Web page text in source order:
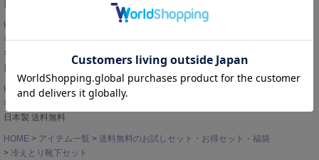
HOME
シルク・絹のショーツとインナー
シルクの靴下（レッグウェア）
シルク100％5本指靴下とオーガニックコットン先丸靴下の重ねばき2枚セット
HOME お悩み・シーン別
母の日ギフト・プレゼント特集
日本製 送料無料
HOME アイテム一覧
送料無料のお試しセット・お得セット・福袋
冷えとり靴下セット